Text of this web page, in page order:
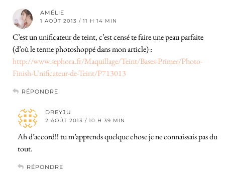
AMÉLIE
1 AOÛT 2013 / 11 H 14 MIN
C’est un unificateur de teint, c’est censé te faire une peau parfaite
(d’où le terme photoshoppé dans mon article) :
http://www.sephora.fr/Maquillage/Teint/Bases-Primer/Photo-
Finish-Unificateur-de-Teint/P713013
RÉPONDRE
DREYJU
2 AOÛT 2013 / 10 H 39 MIN
Ah d’accord!! tu m’apprends quelque chose je ne connaissais pas du
tout.
RÉPONDRE